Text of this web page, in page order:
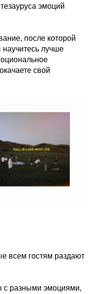
эмоций
после которой
лучше
свой
всем гостям раздают
с разными эмоциями,